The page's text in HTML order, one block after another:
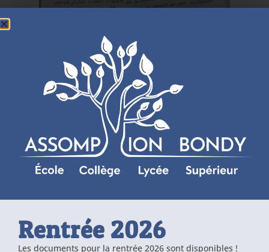
Rentrée 2026
Les documents pour la rentrée 2026 sont disponibles !